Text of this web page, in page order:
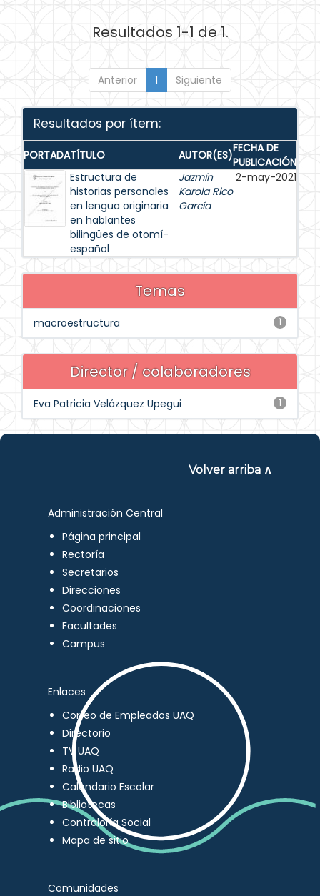
Resultados 1-1 de 1.
Anterior 1 Siguiente
Resultados por ítem:
PORTADATÍTULO AUTOR(ES)FECHA DE
PUBLICACIÓN
Estructura de
historias personales
en lengua originaria
en hablantes
bilingües de otomí-
español
Jazmín
Karola Rico
García
2-may-2021
Temas
1
macroestructura
Director / colaboradores
1
Eva Patricia Velázquez Upegui
Volver arriba ∧
Administración Central
Página principal
Rectoría
Secretarios
Direcciones
Coordinaciones
Facultades
Campus
Enlaces
Correo de Empleados UAQ
Directorio
TV UAQ
Radio UAQ
Calendario Escolar
Bibliotecas
Contraloría Social
Mapa de sitio
Comunidades